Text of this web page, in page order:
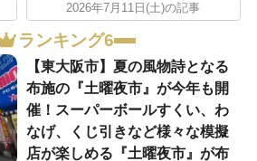
2026年7月11日(土)の記事
ランキング6
【東大阪市】夏の風物詩となる
布施の『土曜夜市』が今年も開
催！スーパーボールすくい、わ
なげ、くじ引きなど様々な模擬
店が楽しめる『土曜夜市』が布